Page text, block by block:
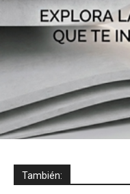
También: